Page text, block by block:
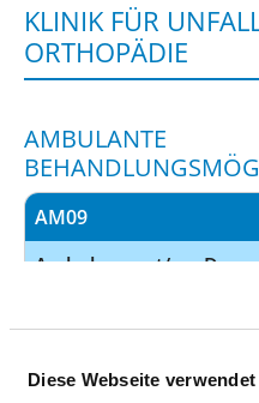
Diese Webseite
KLINIK FÜR
ORTHOPÄDIE
AMBULANTE
AM09
Ambulanzarzt/-
D-
Kommentar: